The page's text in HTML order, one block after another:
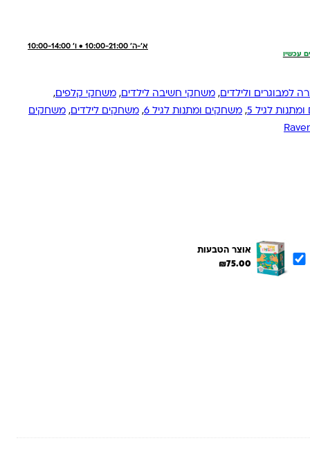
עכשיו
א'-ה' 10:00-21:00 • ו' 10:00-14:00
למבוגרים ולילדים, משחקי חשיבה לילדים, משחקי קלפים,
לגיל 5
, משחקים ומתנות לגיל 6 , משחקים לילדים, משחקים
אוצר הטבעות
₪75.00